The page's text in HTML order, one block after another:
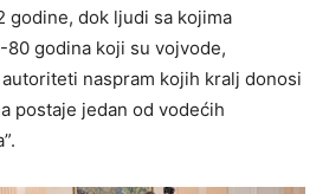
godine, dok ljudi sa kojima
godina koji su vojvode,
naspram kojih kralj donosi
postaje jedan od vodećih